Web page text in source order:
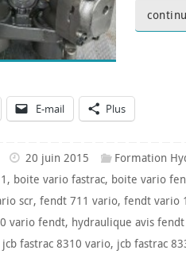
E-mail Plus
20 juin 2015 Formation
, boite vario fastrac, boite vario
scr, fendt 711 vario, fendt vario
vario fendt, hydraulique avis fendt
jcb fastrac 8310 vario, jcb fastrac